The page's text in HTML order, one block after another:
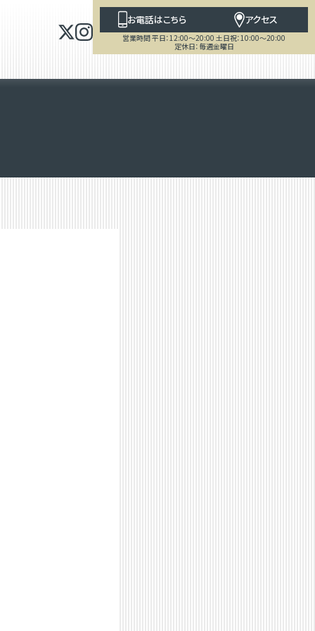
お電話はこちら アクセス
営業時間 平日：12:00～20:00 土日祝：10:00～20:00
定休日：毎週金曜日